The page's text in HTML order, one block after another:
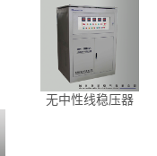
无中性线稳压器